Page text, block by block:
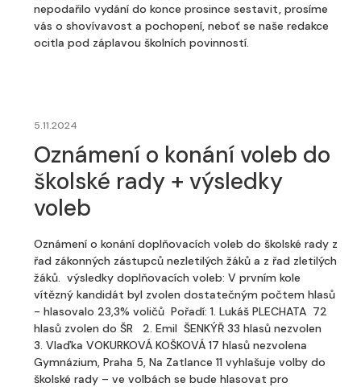
nepodařilo vydání do konce prosince sestavit, prosíme
vás o shovívavost a pochopení, neboť se naše redakce
ocitla pod záplavou školních povinností.
5.11.2024
Oznámení o konání voleb do
školské rady + výsledky
voleb
Oznámení o konání doplňovacích voleb do školské rady z
řad zákonných zástupců nezletilých žáků a z řad zletilých
žáků. výsledky doplňovacích voleb: V prvním kole
vítězný kandidát byl zvolen dostatečným počtem hlasů
- hlasovalo 23,3% voličů Pořadí: 1. Lukáš PLECHATA 72
hlasů zvolen do ŠR 2. Emil ŠENKÝŘ 33 hlasů nezvolen
3. Vlaďka VOKURKOVÁ KOŠKOVÁ 17 hlasů nezvolena
Gymnázium, Praha 5, Na Zatlance 11 vyhlašuje volby do
školské rady – ve volbách se bude hlasovat pro